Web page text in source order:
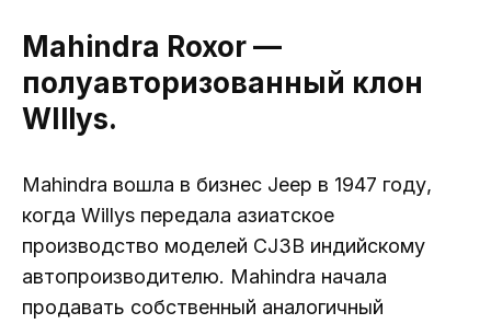
Mahindra Roxor —
полуавторизованный клон
WIllys.
Mahindra вошла в бизнес Jeep в 1947 году,
когда Willys передала азиатское
производство моделей CJ3B индийскому
автопроизводителю. Mahindra начала
продавать собственный аналогичный